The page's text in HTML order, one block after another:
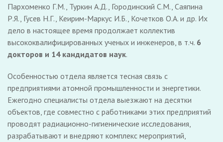
Пархоменко Г.М., Туркин А.Д., Городинский С.М., Саяпина
Р.Я., Гусев Н.Г., Кеирим-Маркус И.Б., Кочетков О.А. и др. Их
дело в настоящее время продолжает коллектив
высококвалифицированных ученых и инженеров, в т.ч. 6
докторов и 14 кандидатов наук.
Особенностью отдела является тесная связь с
предприятиями атомной промышленности и энергетики.
Ежегодно специалисты отдела выезжают на десятки
объектов, где совместно с работниками этих предприятий
проводят радиационно-гигиенические исследования,
разрабатывают и внедряют комплекс мероприятий,